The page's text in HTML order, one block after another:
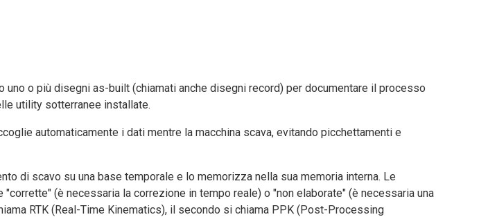
o più disegni as-built (chiamati anche disegni record) per documentare il processo
utility sotterranee installate.
automaticamente i dati mentre la macchina scava, evitando picchettamenti e
di scavo su una base temporale e lo memorizza nella sua memoria interna. Le
(è necessaria la correzione in tempo reale) o "non elaborate" (è necessaria una
RTK (Real-Time Kinematics), il secondo si chiama PPK (Post-Processing